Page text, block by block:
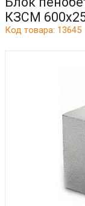
КЗСМ
Код товара: 13645